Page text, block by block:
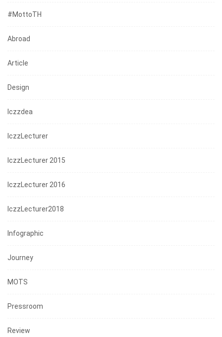
#mottoTH
Abroad
Article
Design
Iczzdea
IczzLecturer
IczzLecturer 2015
IczzLecturer 2016
IczzLecturer2018
Infographic
Journey
MOTS
Pressroom
Review